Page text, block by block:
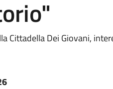
Cittadella Dei Giovani,